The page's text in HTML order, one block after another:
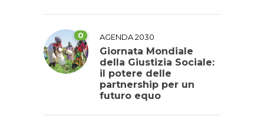
0 AGENDA 2030
Giornata Mondiale
della Giustizia Sociale:
il potere delle
partnership per un
futuro equo